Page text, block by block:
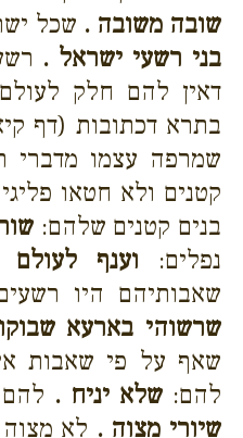
שובה משובה . שכל
בני רשעי ישראל .
דאין להם חלק
בתרא דכתובות (דף
שמרפה עצמו מדברי
קטנים ולא חטאו
בנים קטנים שלהם:
נפלים: וענף
שאבותיהם היו
שרשוהי בארעא
שאף על פי שאבות
להם: שלא יניח .
שיורי מצוה . לא